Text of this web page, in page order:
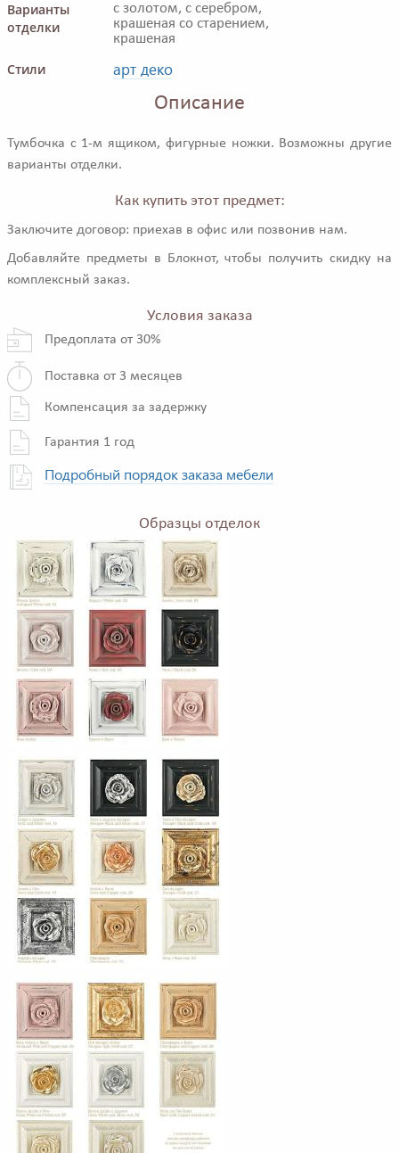
Варианты
отделки
с золотом, с серебром,
крашеная со старением,
крашеная
Стили арт деко
Описание
Тумбочка с 1-м ящиком, фигурные ножки. Возможны другие
варианты отделки.
Как купить этот предмет:
Заключите договор: приехав в офис или позвонив нам.
Добавляйте предметы в Блокнот, чтобы получить скидку на
комплексный заказ.
Условия заказа
Предоплата от 30%
Поставка от 3 месяцев
Компенсация за задержку
Гарантия 1 год
Подробный порядок заказа мебели
Образцы отделок